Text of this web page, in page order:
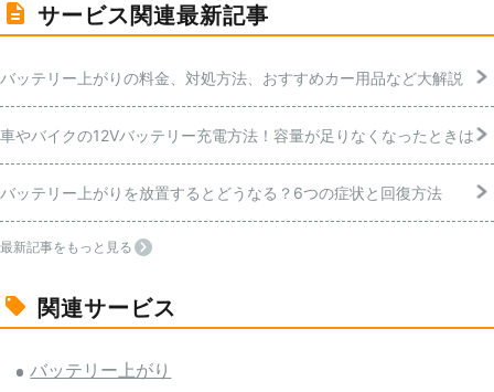
サービス関連最新記事
バッテリー上がりの料金、対処方法、おすすめカー用品など大解説
車やバイクの12Vバッテリー充電方法！容量が足りなくなったときは
バッテリー上がりを放置するとどうなる？6つの症状と回復方法
最新記事をもっと見る
関連サービス
バッテリー上がり